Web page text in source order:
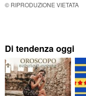
© RIPRODUZIONE VIETATA
Di tendenza oggi